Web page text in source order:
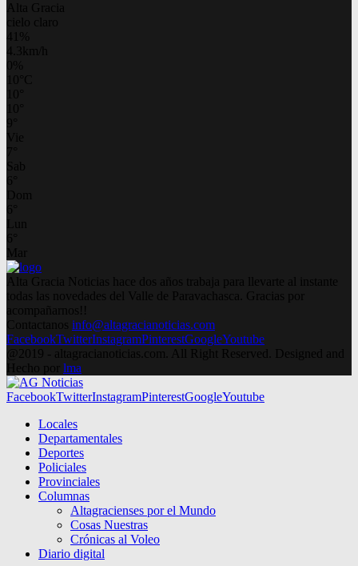
Alta Gracia
cielo claro
41%
4.3km/h
0%
10 C
10
10
9
Vie
7
Sab
6
Dom
6
Lun
6
Mar
Alta Gracia Noticias hace dos años trabaja para llevarte al instante
todas las novedades del Valle de Paravachasca. Gracias por
acompañarnos!!
Contactanos info@altagracianoticias.com
FacebookTwitterInstagramPinterestGoogleYoutube
@2019 - altagracianoticias.com. All Right Reserved. Designed and
Hecho por lma
FacebookTwitterInstagramPinterestGoogleYoutube
Locales
Departamentales
Deportes
Policiales
Provinciales
Columnas
Altagracienses por el Mundo
Cosas Nuestras
Crónicas al Voleo
Diario digital